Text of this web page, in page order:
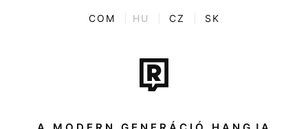
ENTR
Tech-Tudomány
Sport
Társadalom
COM HU CZ SK